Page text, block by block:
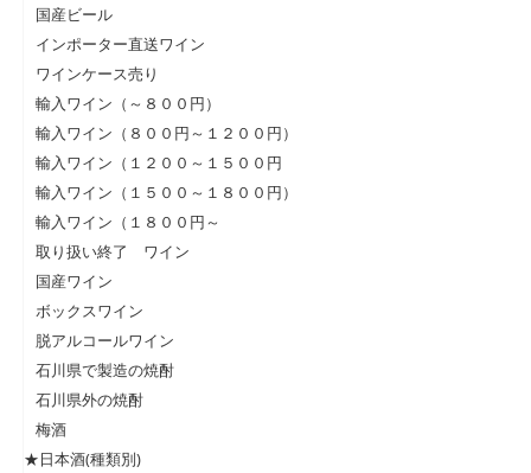
国産ビール
インポーター直送ワイン
ワインケース売り
輸入ワイン（～８００円）
輸入ワイン（８００円～１２００円）
輸入ワイン（１２００～１５００円
輸入ワイン（１５００～１８００円）
輸入ワイン（１８００円～
取り扱い終了 ワイン
国産ワイン
ボックスワイン
脱アルコールワイン
石川県で製造の焼酎
石川県外の焼酎
梅酒
★日本酒(種類別)